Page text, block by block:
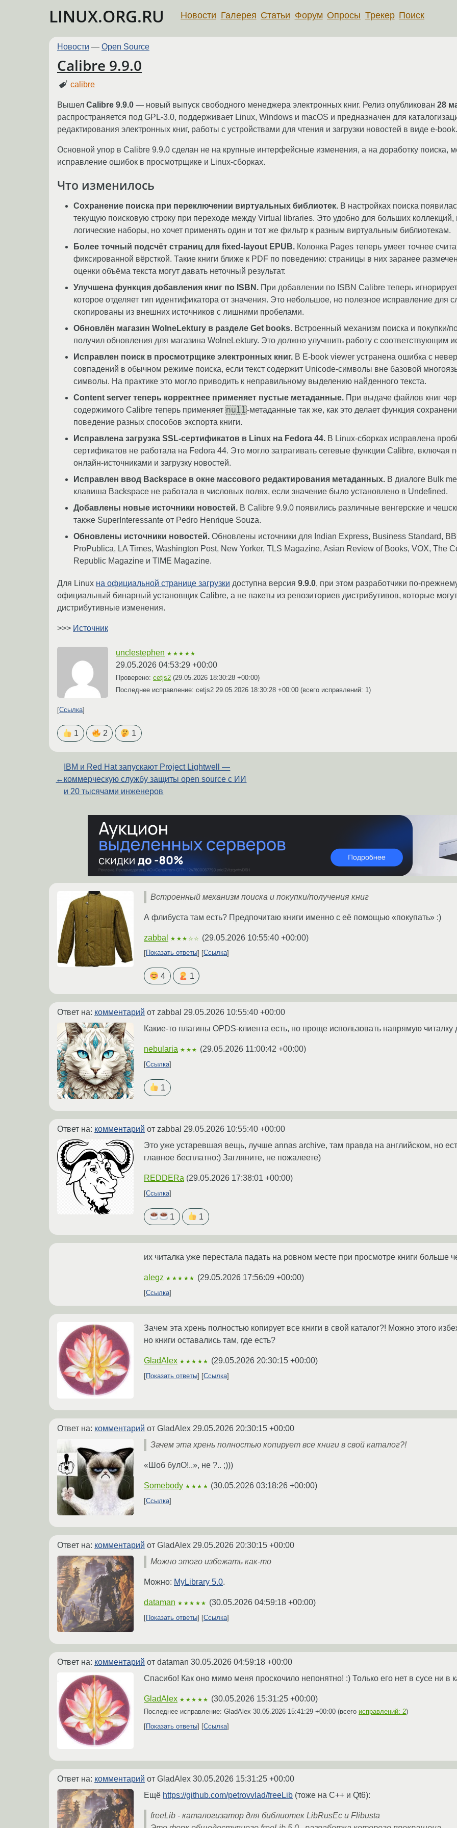
LINUX.ORG.RU Новости Галерея Статьи Форум Опросы Трекер Поиск
Новости — Open Source
Calibre 9.9.0
calibre
Вышел Calibre 9.9.0 — новый выпуск свободного менеджера электронных книг. Релиз опубликован 28
распространяется под GPL-3.0, поддерживает Linux, Windows и macOS и предназначен для
редактирования электронных книг, работы с устройствами для чтения и загрузки новостей в виде e-book.
Основной упор в Calibre 9.9.0 сделан не на крупные интерфейсные изменения, а на доработку поиска,
исправление ошибок в просмотрщике и Linux-сборках.
Что изменилось
Сохранение поиска при переключении виртуальных библиотек. В настройках поиска
текущую поисковую строку при переходе между Virtual libraries. Это удобно для больших коллекций,
логические наборы, но хочет применять один и тот же фильтр к разным виртуальным библиотекам.
Более точный подсчёт страниц для fixed-layout EPUB. Колонка Pages теперь умеет точнее
фиксированной вёрсткой. Такие книги ближе к PDF по поведению: страницы в них заранее
оценки объёма текста могут давать неточный результат.
Улучшена функция добавления книг по ISBN. При добавлении по ISBN Calibre теперь
которое отделяет тип идентификатора от значения. Это небольшое, но полезное исправление для
скопированы из внешних источников с лишними пробелами.
Обновлён магазин WolneLektury в разделе Get books. Встроенный механизм поиска и покупки/
получил обновления для магазина WolneLektury. Это должно улучшить работу с соответствующим
Исправлен поиск в просмотрщике электронных книг. В E-book viewer устранена ошибка с
совпадений в обычном режиме поиска, если текст содержит Unicode-символы вне базовой
символы. На практике это могло приводить к неправильному выделению найденного текста.
Content server теперь корректнее применяет пустые метаданные. При выдаче файлов книг
содержимого Calibre теперь применяет null-метаданные так же, как это делает функция
поведение разных способов экспорта книги.
Исправлена загрузка SSL-сертификатов в Linux на Fedora 44. В Linux-сборках исправлена
сертификатов не работала на Fedora 44. Это могло затрагивать сетевые функции Calibre, включая
онлайн-источниками и загрузку новостей.
Исправлен ввод Backspace в окне массового редактирования метаданных. В диалоге Bulk
клавиша Backspace не работала в числовых полях, если значение было установлено в Undefined.
Добавлены новые источники новостей. В Calibre 9.9.0 появились различные венгерские и
также SuperInteressante от Pedro Henrique Souza.
Обновлены источники новостей. Обновлены источники для Indian Express, Business Standard,
ProPublica, LA Times, Washington Post, New Yorker, TLS Magazine, Asian Review of Books, VOX, The
Republic Magazine и TIME Magazine.
Для Linux на официальной странице загрузки доступна версия 9.9.0, при этом разработчики по-
официальный бинарный установщик Calibre, а не пакеты из репозиториев дистрибутивов, которые
дистрибутивные изменения.
>>> Источник
unclestephen ★★★★★
29.05.2026 04:53:29 +00:00
Проверено: cetjs2 (29.05.2026 18:30:28 +00:00)
Последнее исправление: cetjs2 29.05.2026 18:30:28 +00:00 (всего исправлений: 1)
Ссылка
1 2 1
←
IBM и Red Hat запускают Project Lightwell —
коммерческую службу защиты open source с ИИ
и 20 тысячами инженеров
Встроенный механизм поиска и покупки/получения книг
А флибуста там есть? Предпочитаю книги именно с её помощью «покупать» :)
zabbal ★★★☆☆ (29.05.2026 10:55:40 +00:00)
Показать ответы Ссылка
4 1
Ответ на: комментарий от zabbal 29.05.2026 10:55:40 +00:00
Какие-то плагины OPDS-клиента есть, но проще использовать напрямую читалку
nebularia ★★★ (29.05.2026 11:00:42 +00:00)
Ссылка
1
Ответ на: комментарий от zabbal 29.05.2026 10:55:40 +00:00
Это уже устаревшая вещь, лучше annas archive, там правда на английском, но
главное бесплатно:) Загляните, не пожалеете)
REDDERa (29.05.2026 17:38:01 +00:00)
Ссылка
1 1
их читалка уже перестала падать на ровном месте при просмотре книги больше
alegz ★★★★★ (29.05.2026 17:56:09 +00:00)
Ссылка
Зачем эта хрень полностью копирует все книги в свой каталог?! Можно этого
но книги оставались там, где есть?
GladAlex ★★★★★ (29.05.2026 20:30:15 +00:00)
Показать ответы Ссылка
Ответ на: комментарий от GladAlex 29.05.2026 20:30:15 +00:00
Зачем эта хрень полностью копирует все книги в свой каталог?!
«Шоб булО!..», не ?.. ;)))
Somebody ★★★★ (30.05.2026 03:18:26 +00:00)
Ссылка
Ответ на: комментарий от GladAlex 29.05.2026 20:30:15 +00:00
Можно этого избежать как-то
Можно: MyLibrary 5.0.
dataman ★★★★★ (30.05.2026 04:59:18 +00:00)
Показать ответы Ссылка
Ответ на: комментарий от dataman 30.05.2026 04:59:18 +00:00
Спасибо! Как оно мимо меня проскочило непонятно! :) Только его нет в сусе ни в
GladAlex ★★★★★ (30.05.2026 15:31:25 +00:00)
Последнее исправление: GladAlex 30.05.2026 15:41:29 +00:00 (всего исправлений: 2)
Показать ответы
Ссылка
Ответ на: комментарий от GladAlex 30.05.2026 15:31:25 +00:00
Ещё https://github.com/petrovvlad/freeLib (тоже на С++ и Qt6):
freeLib - каталогизатор для библиотек LibRusEc и Flibusta